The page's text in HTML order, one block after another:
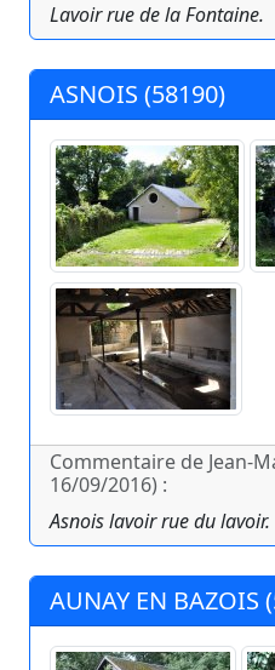
Lavoir rue de la Fontaine.
ASNOIS (58190)
Commentaire de Jean-
16/09/2016) :
Asnois lavoir rue du lavoir.
AUNAY EN BAZOIS